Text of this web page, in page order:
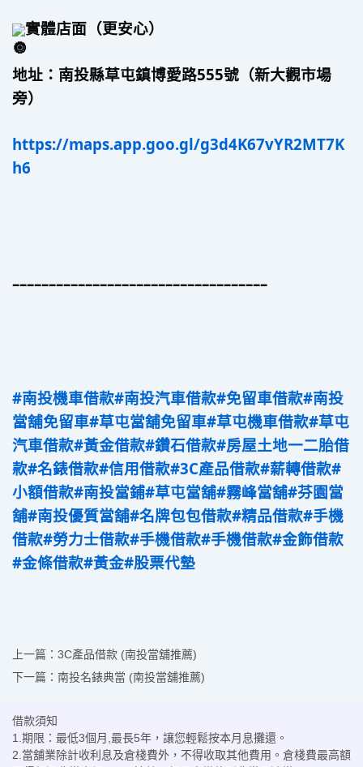
實體店面（更安心）
地址：南投縣草屯鎮博愛路555號（新大觀市場
旁）
https://maps.app.goo.gl/g3d4K67vYR2MT7K
h6
–––––––––––––––––––––––––––––––––––
#南投機車借款#南投汽車借款#免留車借款#南投
當舖免留車#草屯當舖免留車#草屯機車借款#草屯
汽車借款#黃金借款#鑽石借款#房屋土地一二胎借
款#名錶借款#信用借款#3C產品借款#薪轉借款#
小額借款#南投當鋪#草屯當舖#霧峰當舖#芬園當
舖#南投優質當舖#名牌包包借款#精品借款#手機
借款#勞力士借款#手機借款#手機借款#金飾借款
#金條借款#黃金#股票代墊
上一篇： 3C產品借款 (南投當舖推薦)
下一篇： 南投名錶典當 (南投當舖推薦)
借款須知
1.期限：最低3個月,最長5年，讓您輕鬆按本月息攤還。
2.當舖業除計收利息及倉棧費外，不得收取其他費用。倉棧費最高額